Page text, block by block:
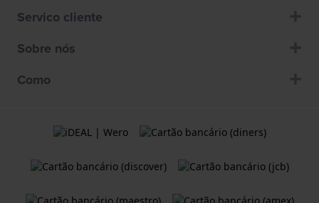
Servico cliente
Sobre nós
Como